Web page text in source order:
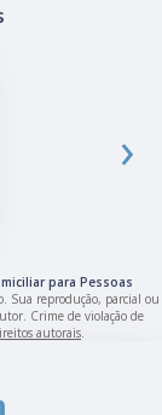
›
para Pessoas
Sua reprodução, parcial ou
Crime de violação de
autorais